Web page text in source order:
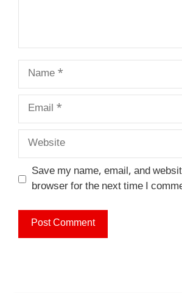
Name
Email
Website
Save my name, email, and
browser for the next time I